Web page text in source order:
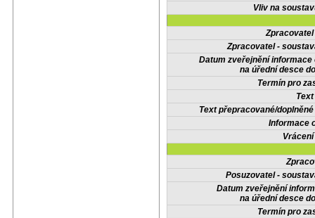
Vliv na
Zpracovatel -
Datum zveřejnění informace
na úřední desce
Termín pro
Text přepracované/
Informace
Posuzovatel -
Datum zveřejnění
na úřední desce
Termín pro